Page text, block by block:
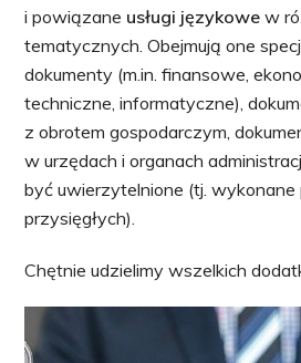
i powiązane usługi językowe w
tematycznych. Obejmują one
dokumenty (m.in. finansowe,
techniczne, informatyczne),
z obrotem gospodarczym,
w urzędach i organach
być uwierzytelnione (tj. wykonane
przysięgłych).
Chętnie udzielimy wszelkich